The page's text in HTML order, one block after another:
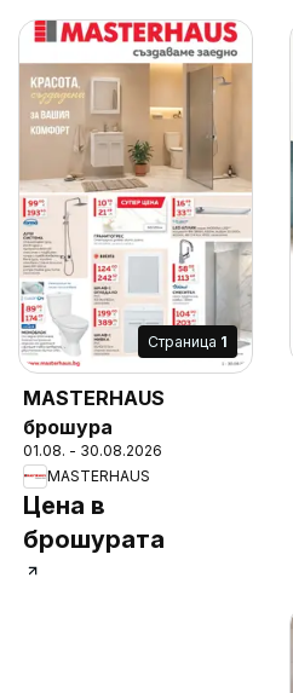
Cтраница 1
MASTERHAUS
брошура
01.08. - 30.08.2026
MASTERHAUS
Цена в
брошурата